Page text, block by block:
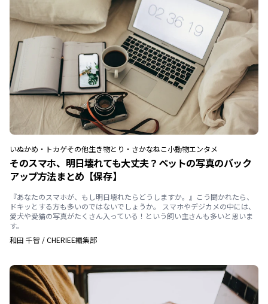
いぬかめ・トカゲその他生き物とり・さかなねこ小動物エンタメ
そのスマホ、明日壊れても大丈夫？ペットの写真のバック
アップ方法まとめ【保存】
『あなたのスマホが、もし明日壊れたらどうしますか。』こう聞かれたら、
ドキッとする方も多いのではないでしょうか。 スマホやデジカメの中には、
愛犬や愛猫の写真がたくさん入っている！という飼い主さんも多いと思いま
す。
和田 千智 /CHERIEE編集部